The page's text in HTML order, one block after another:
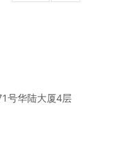
号华陆大厦4层